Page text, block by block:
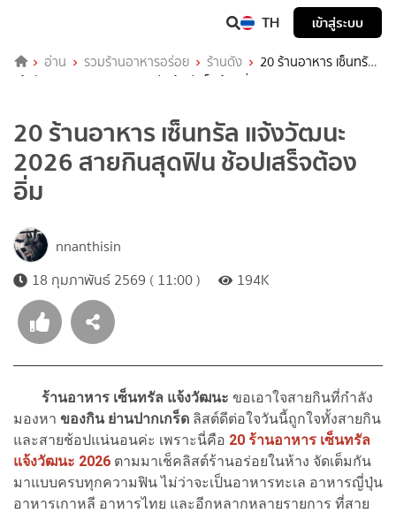
TH เข้าสู่ระบบ
อ่าน รวมร้านอาหารอร่อย ร้านดัง
20 ร้านอาหาร เซ็นทรัล
แจ้งวัฒนะ 2026 สายกินสุดฟิน ช้อปเสร็จต้องอิ่ม
20 ร้านอาหาร เซ็นทรัล แจ้งวัฒนะ
2026 สายกินสุดฟิน ช้อปเสร็จต้อง
อิ่ม
nnanthisin
18 กุมภาพันธ์ 2569 ( 11:00 )
194K
ร้านอาหาร เซ็นทรัล แจ้งวัฒนะ ขอเอาใจสายกินที่กำลัง
มองหา ของกิน ย่านปากเกร็ด ลิสต์ดีต่อใจวันนี้ถูกใจทั้งสายกิน
และสายช้อปแน่นอนค่ะ เพราะนี่คือ 20 ร้านอาหาร เซ็นทรัล
แจ้งวัฒนะ 2026 ตามมาเช็คลิสต์ร้านอร่อยในห้าง จัดเต็มกัน
มาแบบครบทุกความฟิน ไม่ว่าจะเป็นอาหารทะเล อาหารญี่ปุ่น
อาหารเกาหลี อาหารไทย และอีกหลากหลายรายการ ที่สาย